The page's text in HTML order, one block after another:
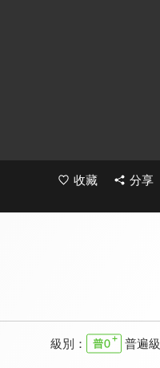
收藏 分享
級別： 普遍級